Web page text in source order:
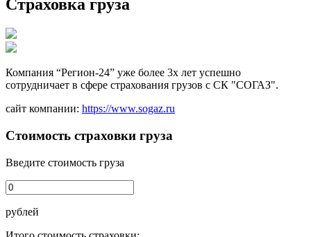
Страховка груза
Компания “Регион-24” уже более 3х лет успешно
сотрудничает в сфере страхования грузов с СК "СОГАЗ".
сайт компании: https://www.sogaz.ru
Стоимость страховки груза
Введите стоимость груза
рублей